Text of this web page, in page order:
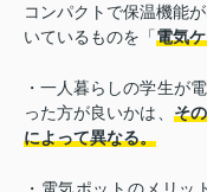
コンパクトで保温機能
いているものを「電気
・一人暮らしの学生が
った方が良いかは、 そ
によって異なる。